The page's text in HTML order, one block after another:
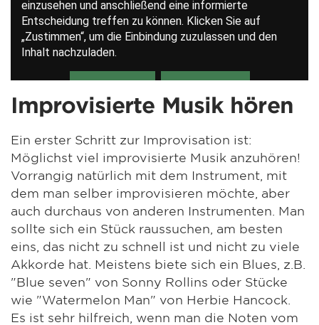
Improvisierte Musik hören
Ein erster Schritt zur Improvisation ist:
Möglichst viel improvisierte Musik anzuhören!
Vorrangig natürlich mit dem Instrument, mit
dem man selber improvisieren möchte, aber
auch durchaus von anderen Instrumenten. Man
sollte sich ein Stück raussuchen, am besten
eins, das nicht zu schnell ist und nicht zu viele
Akkorde hat. Meistens biete sich ein Blues, z.B.
"Blue seven" von Sonny Rollins oder Stücke
wie "Watermelon Man" von Herbie Hancock.
Es ist sehr hilfreich, wenn man die Noten vom